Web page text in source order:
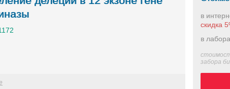
в
скидка
в
забора